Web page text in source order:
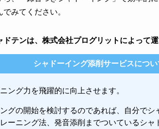
みてください。
テンは、株式会社プログリットによって
シャドーイング添削サービスについ
ング力を飛躍的に向上させます。
グの開始を検討するのであれば、自分で
ーニング法、発音添削までついているシ